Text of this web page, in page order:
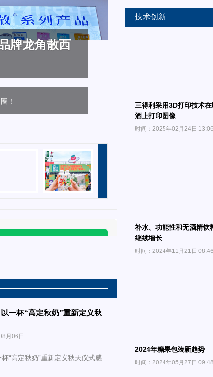
开拓牛奶品
！
专业乳品引
势！
牌龙角散西
！
510如何
国民品牌声
六点连线”重塑国民品
奶”潜力新
一杯“高定秋奶”重新定义秋
月06日
“高定秋奶”重新定义秋天仪式感
技术创新
三得利采用3D打印技术在
酒上打印图像
时间：2025年02月24日 13:06
补水、功能性和无酒精饮
继续增长
时间：2024年11月21日 08:46
2024年糖果包装新趋势
时间：2024年05月27日 09:48